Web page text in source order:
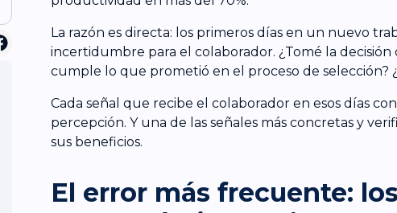
La razón es directa: los primeros días en un nuevo
incertidumbre para el colaborador. ¿Tomé la decisión
cumple lo que prometió en el proceso de selección?
Cada señal que recibe el colaborador en esos días
percepción. Y una de las señales más concretas y
sus beneficios.
El error más frecuente: